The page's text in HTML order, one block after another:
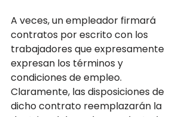
A veces, un empleador firmará
contratos por escrito con los
trabajadores que expresamente
expresan los términos y
condiciones de empleo.
Claramente, las disposiciones de
dicho contrato reemplazarán la